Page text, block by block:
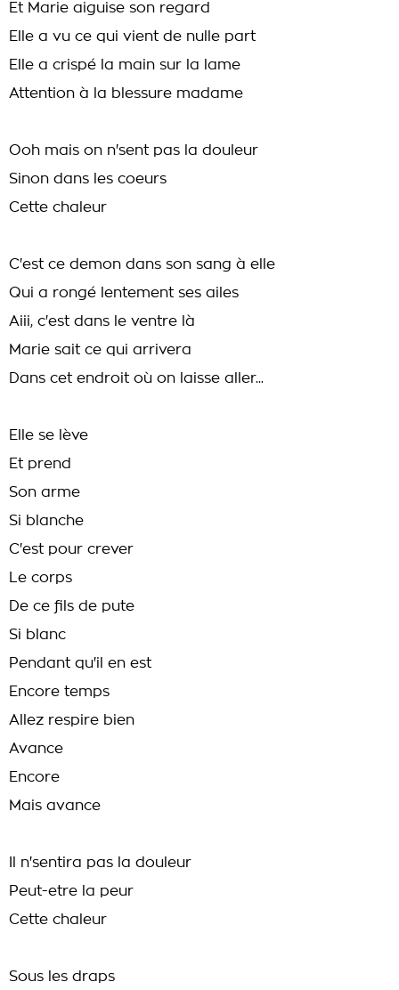
Et Marie aiguise son regard
Elle a vu ce qui vient de nulle part
Elle a crispé la main sur la lame
Attention à la blessure madame
Ooh mais on n'sent pas la douleur
Sinon dans les coeurs
Cette chaleur
C'est ce demon dans son sang à elle
Qui a rongé lentement ses ailes
Aiii, c'est dans le ventre là
Marie sait ce qui arrivera
Dans cet endroit où on laisse aller...
Elle se lève
Et prend
Son arme
Si blanche
C'est pour crever
Le corps
De ce fils de pute
Si blanc
Pendant qu'il en est
Encore temps
Allez respire bien
Avance
Encore
Mais avance
Il n'sentira pas la douleur
Peut-etre la peur
Cette chaleur
Sous les draps